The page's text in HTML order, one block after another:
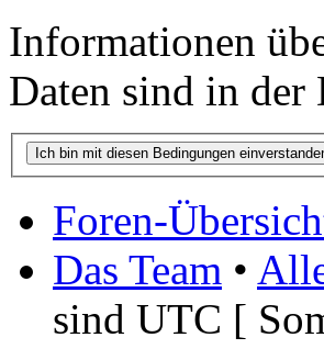
Informationen
Daten sind in der
Foren-
Das Team •
sind UTC [